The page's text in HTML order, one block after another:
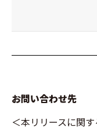
お問い合わせ先
＜本リリースに関